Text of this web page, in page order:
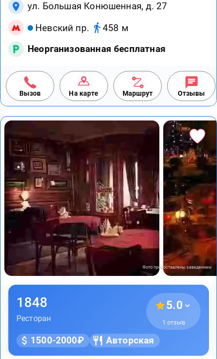
ул. Большая Конюшенная, д. 27
Невский пр.
458 м
Неорганизованная бесплатная
Вызов На карте Маршрут Отзывы
Фото предоставлены заведением
1848
Ресторан
5.0
1 отзыв
1500-2000₽ Авторская